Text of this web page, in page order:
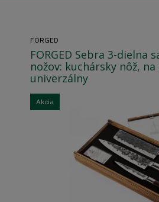
FORGED
FORGED Sebra 3-dielna
nožov: kuchársky nôž,
univerzálny
Akcia